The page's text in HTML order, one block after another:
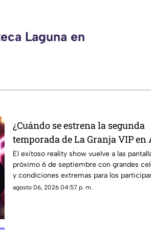
Laguna en
¿Cuándo se estrena la segunda
temporada de La Granja VIP en
Uno?
El exitoso reality show vuelve a las
próximo 6 de septiembre con grandes
y condiciones extremas para los
agosto 06, 2026 04:57 p. m.